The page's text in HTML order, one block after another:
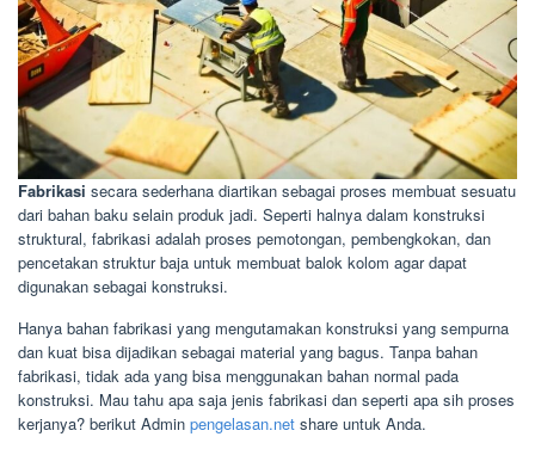
Fabrikasi secara sederhana diartikan sebagai proses membuat sesuatu
dari bahan baku selain produk jadi. Seperti halnya dalam konstruksi
struktural, fabrikasi adalah proses pemotongan, pembengkokan, dan
pencetakan struktur baja untuk membuat balok kolom agar dapat
digunakan sebagai konstruksi.
Hanya bahan fabrikasi yang mengutamakan konstruksi yang sempurna
dan kuat bisa dijadikan sebagai material yang bagus. Tanpa bahan
fabrikasi, tidak ada yang bisa menggunakan bahan normal pada
konstruksi. Mau tahu apa saja jenis fabrikasi dan seperti apa sih proses
kerjanya? berikut Admin pengelasan.net share untuk Anda.